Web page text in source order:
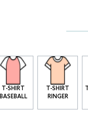
T-SHIRT
BASEBALL
T-SHIRT
RINGER